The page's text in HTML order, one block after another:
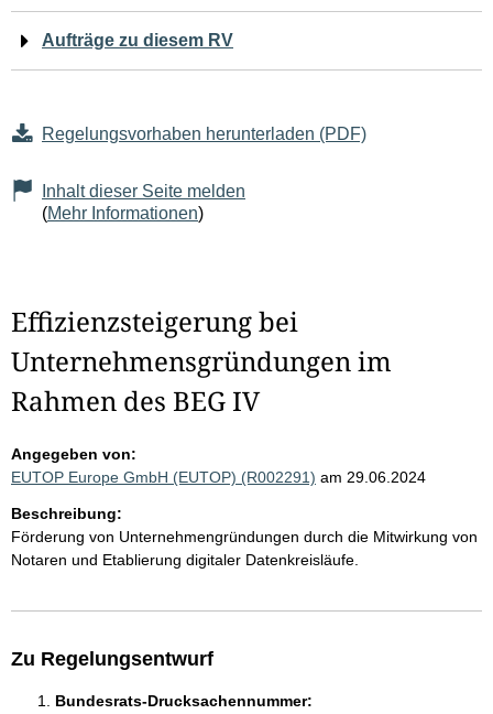
Aufträge zu diesem RV
Regelungsvorhaben herunterladen (PDF)
Inhalt dieser Seite melden
(Mehr Informationen)
Effizienzsteigerung bei
Unternehmensgründungen im
Rahmen des BEG IV
Angegeben von:
EUTOP Europe GmbH (EUTOP) (R002291) am 29.06.2024
Beschreibung:
Förderung von Unternehmengründungen durch die Mitwirkung von
Notaren und Etablierung digitaler Datenkreisläufe.
Zu Regelungsentwurf
Bundesrats-Drucksachennummer: